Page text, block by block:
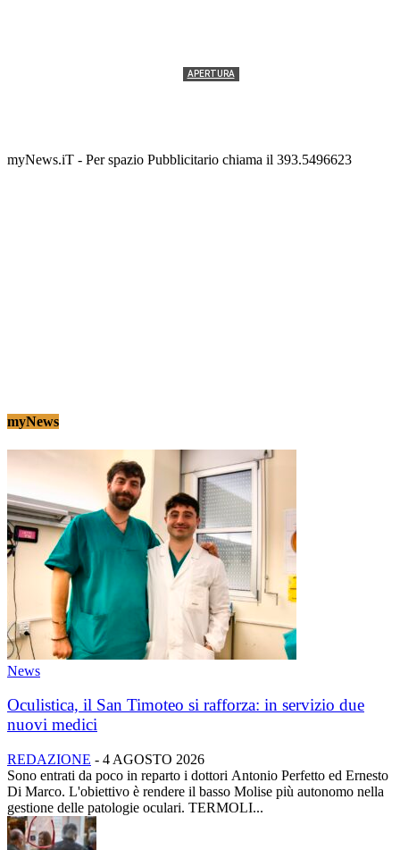
APERTURA
myNews.iT - Per spazio Pubblicitario chiama il 393.5496623
myNews
News
Oculistica, il San Timoteo si rafforza: in servizio due
nuovi medici
REDAZIONE - 4 AGOSTO 2026
Sono entrati da poco in reparto i dottori Antonio Perfetto ed Ernesto
Di Marco. L'obiettivo è rendere il basso Molise più autonomo nella
gestione delle patologie oculari. TERMOLI...